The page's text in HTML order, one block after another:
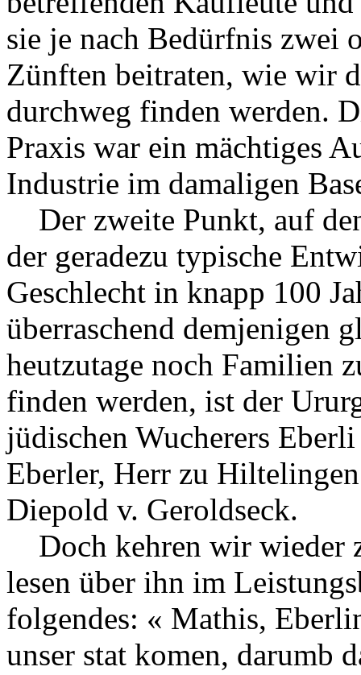
sie je nach Bedürfnis zwei
Zünften beitraten, wie wir
durchweg finden werden.
Praxis war ein mächtiges
Industrie im damaligen
Der zweite Punkt, auf
der geradezu typische
Geschlecht in knapp 100
überraschend demjenigen
heutzutage noch Familien
finden werden, ist der
jüdischen Wucherers
Eberler, Herr zu
Diepold v. Geroldseck.
Doch kehren wir wieder
lesen über ihn im
folgendes: « Mathis,
unser stat komen, darumb